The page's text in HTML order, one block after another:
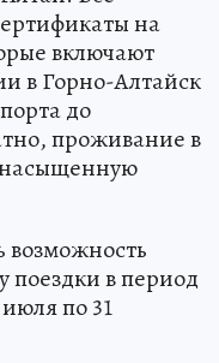
на
включают
в Горно-Алтайск
до
проживание в
насыщенную
возможность
поездки в период
по 31